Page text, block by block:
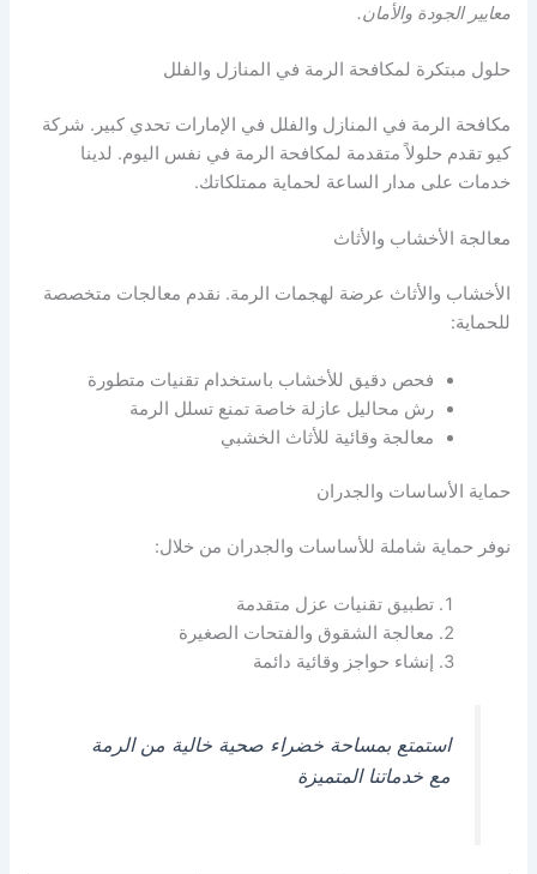
معايير الجودة والأمان.
حلول مبتكرة لمكافحة الرمة في المنازل والفلل
مكافحة الرمة في المنازل والفلل في الإمارات تحدي كبير. شركة
كيو تقدم حلولاً متقدمة لمكافحة الرمة في نفس اليوم. لدينا
خدمات على مدار الساعة لحماية ممتلكاتك.
معالجة الأخشاب والأثاث
الأخشاب والأثاث عرضة لهجمات الرمة. نقدم معالجات متخصصة
للحماية:
فحص دقيق للأخشاب باستخدام تقنيات متطورة
رش محاليل عازلة خاصة تمنع تسلل الرمة
معالجة وقائية للأثاث الخشبي
حماية الأساسات والجدران
نوفر حماية شاملة للأساسات والجدران من خلال:
تطبيق تقنيات عزل متقدمة
معالجة الشقوق والفتحات الصغيرة
إنشاء حواجز وقائية دائمة
استمتع بمساحة خضراء صحية خالية من الرمة
مع خدماتنا المتميزة